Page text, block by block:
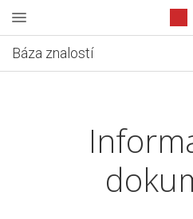
Báza znalostí